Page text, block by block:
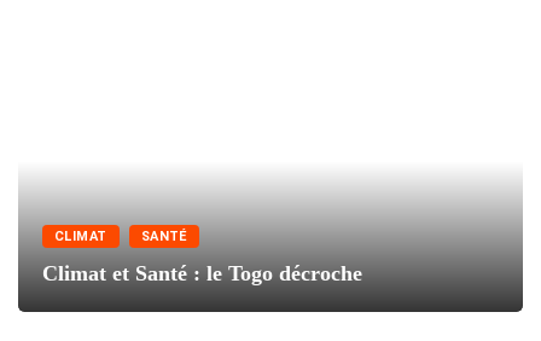
CLIMAT SANTÉ
Climat et Santé : le Togo décroche